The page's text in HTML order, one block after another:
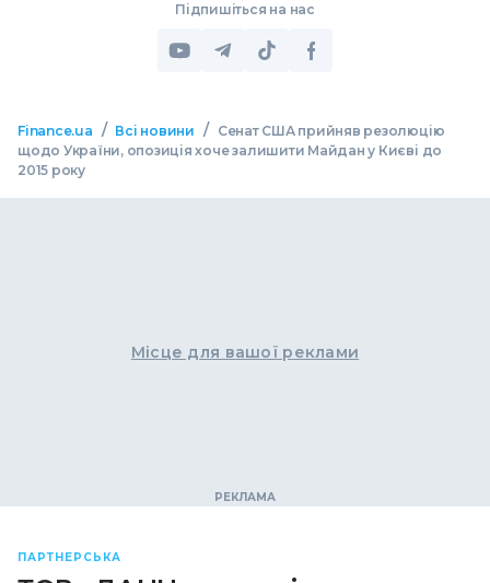
Підпишіться на нас
Finance.ua / Всі новини /
Сенат США прийняв резолюцію
щодо України, опозиція хоче залишити Майдан у Києві до
2015 року
Місце для вашої реклами
ПАРТНЕРСЬКА